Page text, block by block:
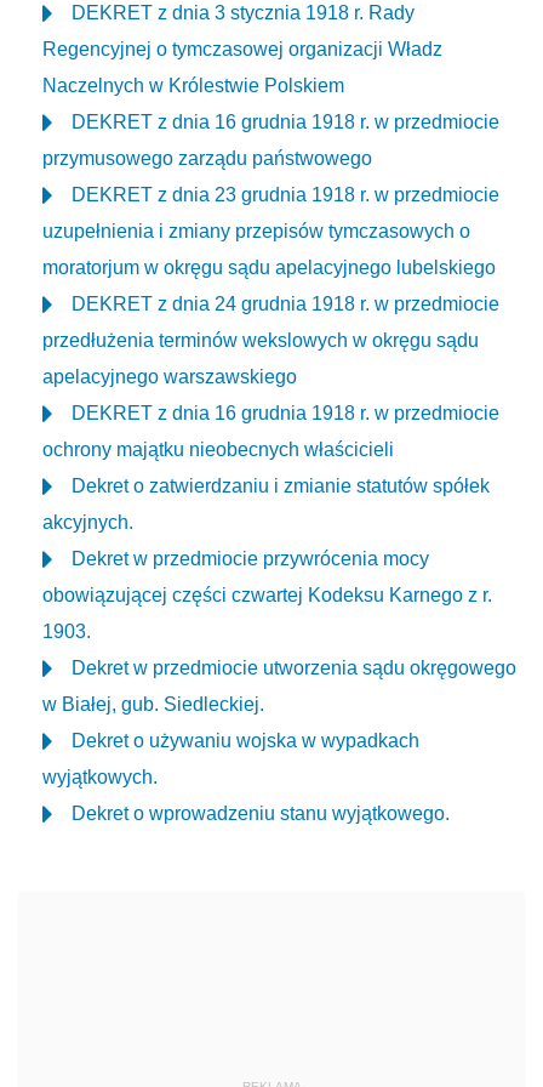
DEKRET z dnia 3 stycznia 1918 r. Rady
Regencyjnej o tymczasowej organizacji Władz
Naczelnych w Królestwie Polskiem
DEKRET z dnia 16 grudnia 1918 r. w przedmiocie
przymusowego zarządu państwowego
DEKRET z dnia 23 grudnia 1918 r. w przedmiocie
uzupełnienia i zmiany przepisów tymczasowych o
moratorjum w okręgu sądu apelacyjnego lubelskiego
DEKRET z dnia 24 grudnia 1918 r. w przedmiocie
przedłużenia terminów wekslowych w okręgu sądu
apelacyjnego warszawskiego
DEKRET z dnia 16 grudnia 1918 r. w przedmiocie
ochrony majątku nieobecnych właścicieli
Dekret o zatwierdzaniu i zmianie statutów spółek
akcyjnych.
Dekret w przedmiocie przywrócenia mocy
obowiązującej części czwartej Kodeksu Karnego z r.
1903.
Dekret w przedmiocie utworzenia sądu okręgowego
w Białej, gub. Siedleckiej.
Dekret o używaniu wojska w wypadkach
wyjątkowych.
Dekret o wprowadzeniu stanu wyjątkowego.